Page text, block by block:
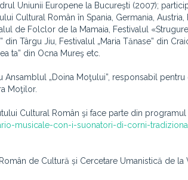
Uniunii Europene la Bucureşti (2007);
Cultural Român în Spania, Germania,
de Folclor de la Mamaia, Festivalul
Târgu Jiu, Festivalul „Maria Tănase” din
ta” din Ocna Mureş etc.
Ansamblul „Doina Moţului”, responsabil
Moţilor.
Cultural Român şi face parte din programul
musicale-con-i-suonatori-di-corni-
de Cultură și Cercetare Umanistică de